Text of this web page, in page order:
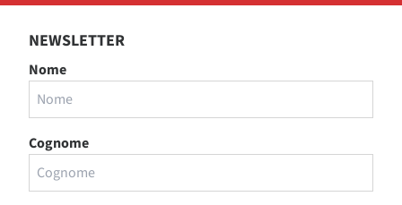
NEWSLETTER
Nome
Cognome